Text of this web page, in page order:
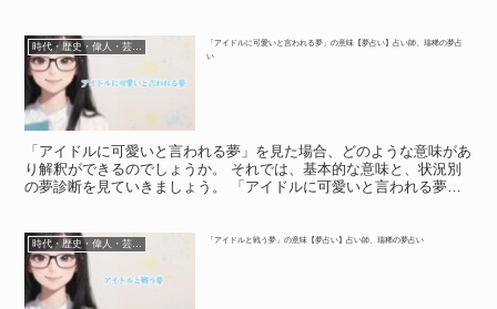
時代・歴史・偉人・芸能人
「アイドルに可愛いと言われる夢」の意味【夢占い】占い師、瑞稀の夢占
い
「アイドルに可愛いと言われる夢」を見た場合、どのような意味があ
り解釈ができるのでしょうか。 それでは、基本的な意味と、状況別
の夢診断を見ていきましょう。 「アイドルに可愛いと言われる夢」
時代・歴史・偉人・芸能人 「アイドルと戦う夢」の意味【夢占い】占い師、瑞稀の夢占い